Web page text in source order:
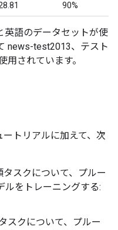
90%
英語のデータセットが使
news-test2013、テスト
されています。
ートリアルに加えて、次
スクについて、プルー
ルをトレーニングする:
スクについて、プルー